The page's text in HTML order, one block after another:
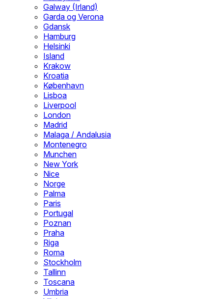
Galway (Irland)
Garda og Verona
Gdansk
Hamburg
Helsinki
Island
Krakow
Kroatia
København
Lisboa
Liverpool
London
Madrid
Malaga / Andalusia
Montenegro
Munchen
New York
Nice
Norge
Palma
Paris
Portugal
Poznan
Praha
Riga
Roma
Stockholm
Tallinn
Toscana
Umbria